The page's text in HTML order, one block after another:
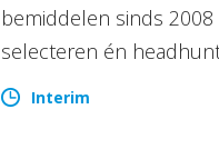
bemiddelen sinds
selecteren én
Interim